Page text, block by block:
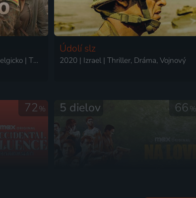
2020 | Francúzsko, Izrael, Belgicko | Thriller, Dráma, Vojnový
Údolí slz
2020 | Izrael | Thriller, Dráma, Vojnový
72% 66 %
5 dielov